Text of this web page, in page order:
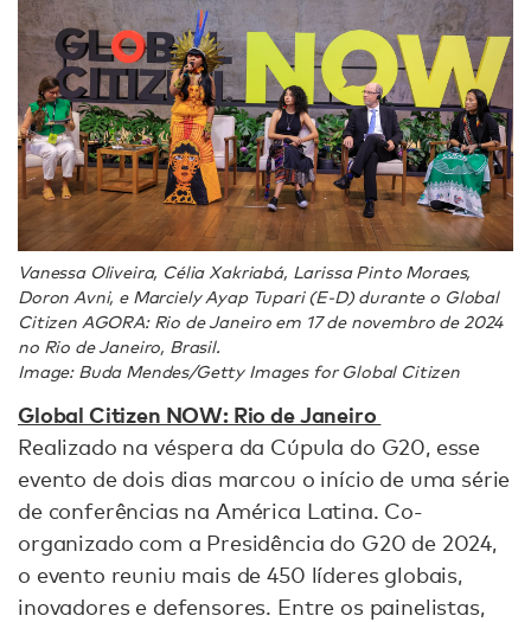
Vanessa Oliveira, Célia Xakriabá, Larissa Pinto Moraes,
Doron Avni, e Marciely Ayap Tupari (E-D) durante o Global
Citizen AGORA: Rio de Janeiro em 17 de novembro de 2024
no Rio de Janeiro, Brasil.
Image: Buda Mendes/Getty Images for Global Citizen
Global Citizen NOW: Rio de Janeiro
Realizado na véspera da Cúpula do G20, esse
evento de dois dias marcou o início de uma série
de conferências na América Latina. Co-
organizado com a Presidência do G20 de 2024,
o evento reuniu mais de 450 líderes globais,
inovadores e defensores. Entre os painelistas,